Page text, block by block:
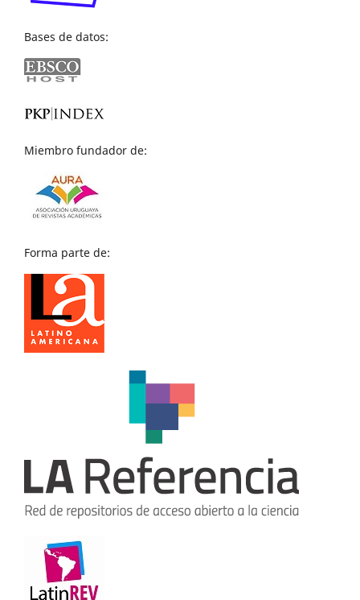
Bases de datos:
Miembro fundador de:
Forma parte de: